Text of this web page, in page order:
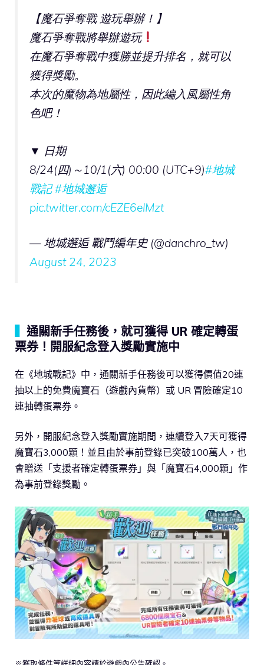
【魔石爭奪戰 遊玩舉辦！】
魔石爭奪戰將舉辦遊玩
在魔石爭奪戰中獲勝並提升排名，就可以
獲得獎勵。
本次的魔物為地屬性，因此編入風屬性角
色吧！
▼ 日期
8/24(四)～10/1(六) 00:00 (UTC+9)#地城
戰記 #地城邂逅
pic.twitter.com/cEZE6elMzt
— 地城邂逅 戰鬥編年史 (@danchro_tw)
August 24, 2023
通關新手任務後，就可獲得 UR 確定轉蛋
票券！開服紀念登入獎勵實施中
在《地城戰記》中，通關新手任務後可以獲得價值20連
抽以上的免費魔寶石（遊戲內貨幣）或 UR 冒險確定10
連抽轉蛋票券。
另外，開服紀念登入獎勵實施期間，連續登入7天可獲得
魔寶石3,000顆！並且由於事前登錄已突破100萬人，也
會贈送「支援者確定轉蛋票券」與「魔寶石4,000顆」作
為事前登錄獎勵。